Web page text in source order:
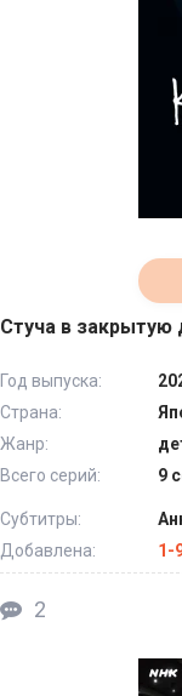
Стуча в закрытую
Год выпуска:
Страна:
Жанр:
Всего серий:
9
Субтитры:
Добавлена:
1-
2